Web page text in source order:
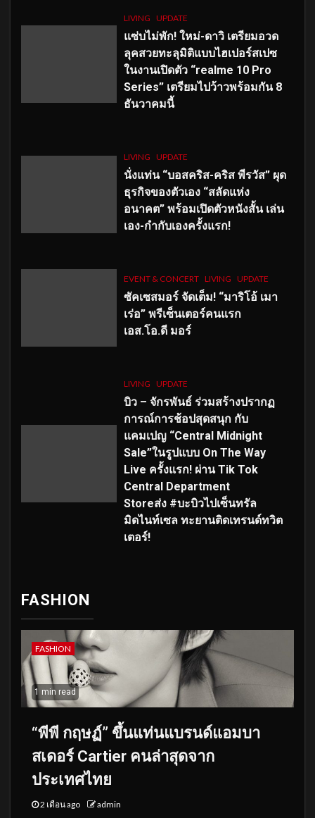
LIVING UPDATE
แซ่บไม่พัก! ใหม่-ดาวิ เตรียมอวด
ลุคสวยทะลุมิติแบบไฮเปอร์สเปซ
ในงานเปิดตัว “realme 10 Pro
Series” เตรียมไปว้าวพร้อมกัน 8
ธันวาคมนี้
LIVING UPDATE
นั่งแท่น “บอสคริส-คริส พีรวัส” ผุด
ธุรกิจของตัวเอง “สลัดแห่ง
อนาคต” พร้อมเปิดตัวหนังสั้น เล่น
เอง-กำกับเองครั้งแรก!
EVENT & CONCERT LIVING UPDATE
ซัคเซสมอร์ จัดเต็ม! “มาริโอ้ เมา
เร่อ” พรีเซ็นเตอร์คนแรก
เอส.โอ.ดี มอร์
LIVING UPDATE
บิว – จักรพันธ์ ร่วมสร้างปรากฏ
การณ์การช้อปสุดสนุก กับ
แคมเปญ “Central Midnight
Sale”ในรูปแบบ On The Way
Live ครั้งแรก! ผ่าน Tik Tok
Central Department
Storeส่ง #บะบิวไปเซ็นทรัล
มิดไนท์เซล ทะยานติดเทรนด์ทวิต
เตอร์!
FASHION
FASHION
1 min read
“พีพี กฤษฏ์” ขึ้นแท่นแบรนด์แอมบา
สเดอร์ Cartier คนล่าสุดจาก
ประเทศไทย
2 เดือน ago admin